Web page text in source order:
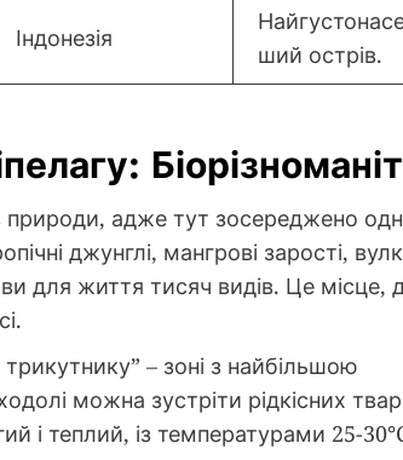
Індонезія
ший острів.
природи, адже тут зосереджено
джунглі, мангрові зарості,
для життя тисяч видів. Це місце,
– зоні з найбільшою
можна зустріти рідкісних
і теплий, із температурами 25-